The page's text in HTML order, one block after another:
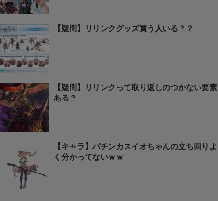
【疑問】リリンクグッズ買う人いる？？
【疑問】リリンクって取り返しのつかない要素
ある？
【キャラ】パチンカスイオちゃんの立ち回りよ
く分かってないｗｗ